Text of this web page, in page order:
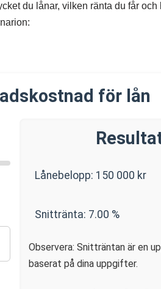
du lånar, vilken ränta du får
för lån
Lånebelopp: 150 000 kr
Snittränta: 7.00 %
Observera: Snitträntan är en
baserat på dina uppgifter.